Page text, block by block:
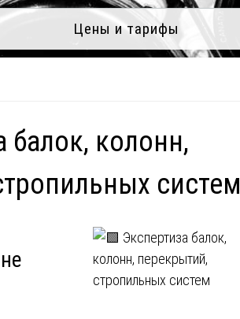
Цены и тарифы
балок, колонн,
систем